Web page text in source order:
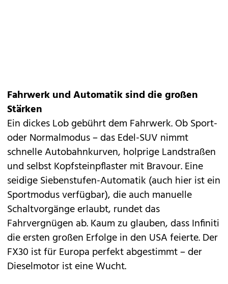
Fahrwerk und Automatik sind die großen
Stärken
Ein dickes Lob gebührt dem Fahrwerk. Ob Sport-
oder Normalmodus – das Edel-SUV nimmt
schnelle Autobahnkurven, holprige Landstraßen
und selbst Kopfsteinpflaster mit Bravour. Eine
seidige Siebenstufen-Automatik (auch hier ist ein
Sportmodus verfügbar), die auch manuelle
Schaltvorgänge erlaubt, rundet das
Fahrvergnügen ab. Kaum zu glauben, dass Infiniti
die ersten großen Erfolge in den USA feierte. Der
FX30 ist für Europa perfekt abgestimmt – der
Dieselmotor ist eine Wucht.